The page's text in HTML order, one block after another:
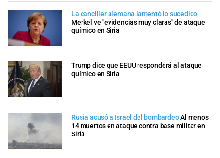
La canciller alemana lamentó lo sucedido
Merkel ve "evidencias muy claras" de ataque
químico en Siria
Trump dice que EEUU responderá al ataque
químico en Siria
Rusia acusó a Israel del bombardeoAl menos
14 muertos en ataque contra base militar en
Siria